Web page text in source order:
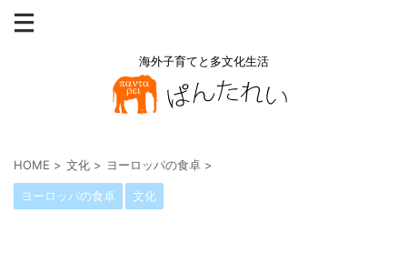
海外子育てと多文化生活
HOME > 文化 > ヨーロッパの食卓 >
ヨーロッパの食卓 文化